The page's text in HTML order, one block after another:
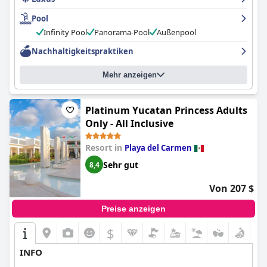
Pool
Infinity Pool
Panorama-Pool
Außenpool
Nachhaltigkeitspraktiken
Mehr anzeigen
Platinum Yucatan Princess Adults
Only - All Inclusive
Resort in Playa del Carmen
8,4 Sehr gut
Von 207 $
Preise anzeigen
$
INFO